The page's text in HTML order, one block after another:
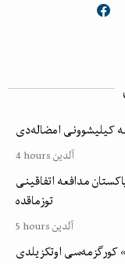
کیلیشوونی امضاله‌دی
4 hours آلدین
مدافعه اتفاقینی
توزماقده
5 hours آلدین
کورگزمه‌سی اوتکزیلدی